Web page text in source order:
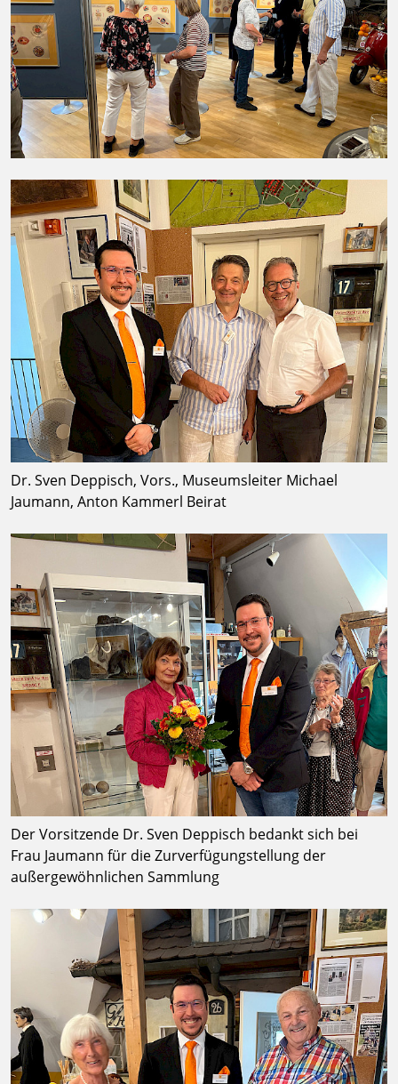
Dr. Sven Deppisch, Vors., Museumsleiter Michael
Jaumann, Anton Kammerl Beirat
Der Vorsitzende Dr. Sven Deppisch bedankt sich bei
Frau Jaumann für die Zurverfügungstellung der
außergewöhnlichen Sammlung